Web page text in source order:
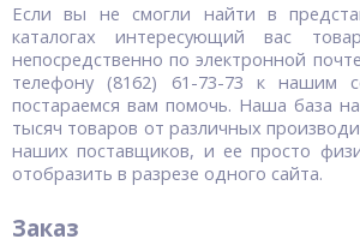
Если вы не смогли найти в
каталогах интересующий вас
непосредственно по электронной почте
телефону (8162) 61-73-73 к нашим
постараемся вам помочь. Наша база
тысяч товаров от различных
наших поставщиков, и ее просто
отобразить в разрезе одного сайта.
Заказ